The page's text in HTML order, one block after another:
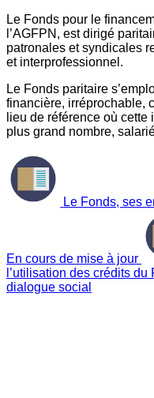
Le Fonds pour le
l’AGFPN, est dirigé
patronales et syndicales
et interprofessionnel.
Le Fonds paritaire
financière, irréprochable,
lieu de référence où
plus grand nombre,
Le Fonds, ses
En cours de mise à jour
l’utilisation des crédits
dialogue social